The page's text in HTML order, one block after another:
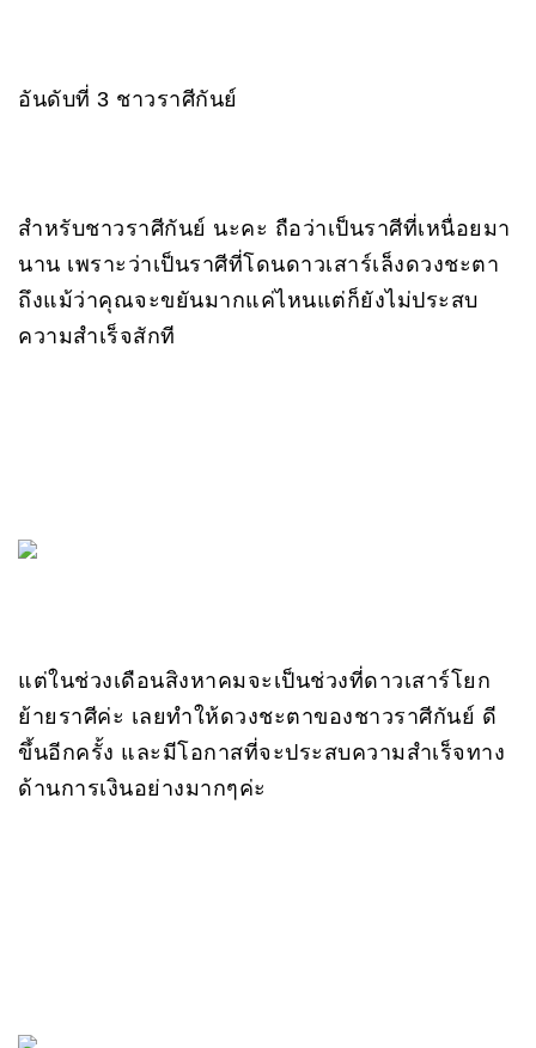
อันดับที่ 3 ชาวราศีกันย์
สำหรับชาวราศีกันย์ นะคะ ถือว่าเป็นราศีที่เหนื่อยมา
นาน เพราะว่าเป็นราศีที่โดนดาวเสาร์เล็งดวงชะตา
ถึงแม้ว่าคุณจะขยันมากแค่ไหนแต่ก็ยังไม่ประสบ
ความสำเร็จสักที
แต่ในช่วงเดือนสิงหาคมจะเป็นช่วงที่ดาวเสาร์โยก
ย้ายราศีค่ะ เลยทำให้ดวงชะตาของชาวราศีกันย์ ดี
ขึ้นอีกครั้ง และมีโอกาสที่จะประสบความสำเร็จทาง
ด้านการเงินอย่างมากๆค่ะ